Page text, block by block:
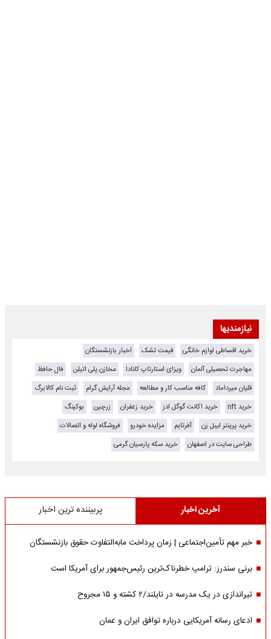
نیازمندیها
خرید اقساطی لوازم خانگی قیمت تشک
اخبار بازنشستگان
مهاجرت تحصیلی آلمان
ویزای استارتاپ کانادا مخازن پلی اتیلن
فال حافظ
قلیان میرداماد
کافه مناسب کار و مطالعه مجله آرایش گرام
ثبت نام کالابرگ
خرید nft
خرید اکانت گوگل ادز خرید زعفران زرچین
بوکینگ
خرید پرینتر لیبل زن
آفرتایم مزایده خودرو
فروشگاه لوله و اتصالات
طراحی سایت در اصفهان
خرید سکه پارسیان گرمی
آخرین اخبار پربیننده ترین اخبار
خبر مهم تأمین‌اجتماعی | زمان پرداخت مابه‌التفاوت حقوق بازنشستگان
برنی سندرز: ترامپ خطرناک‌ترین رئیس‌جمهور برای آمریکا است
تیراندازی در یک مدرسه در تایلند/۲ کشته و ۱۵ مجروح
ادعای رسانه آمریکایی درباره توافق ایران و عمان